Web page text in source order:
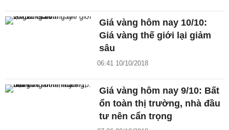
Giá vàng hôm nay 10/10:
Giá vàng thế giới lại giảm
sâu
06:41 10/10/2018
Giá vàng hôm nay 9/10: Bất
ổn toàn thị trường, nhà đầu
tư nên cẩn trọng